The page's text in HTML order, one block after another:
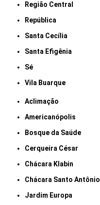
Região Central
República
Santa Cecília
Santa Efigênia
Sé
Vila Buarque
Aclimação
Americanópolis
Bosque da Saúde
Cerqueira César
Chácara Klabin
Chácara Santo Antônio
Jardim Europa